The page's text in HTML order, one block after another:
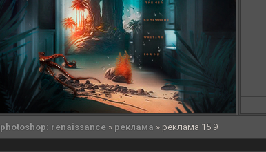
photoshop: renaissance » реклама » реклама 15.9